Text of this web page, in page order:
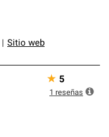
Sitio web
★ 5
1 reseñas